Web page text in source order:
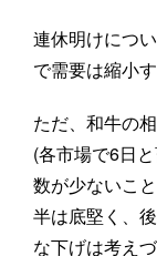
連休明けにつ
で需要は縮小
ただ、和牛の
(各市場で6日
数が少ないこ
半は底堅く、
な下げは考え